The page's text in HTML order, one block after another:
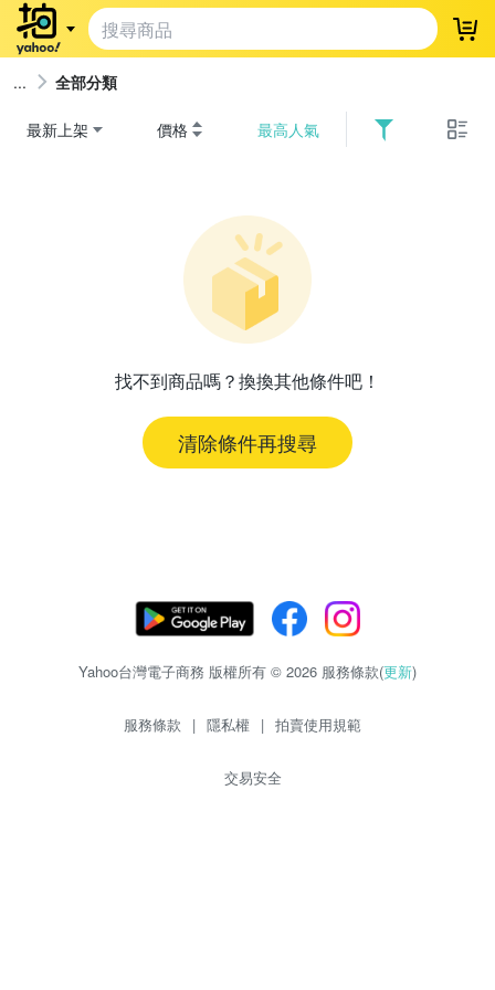
登
全部分類
最新上架 價格 最高人氣
找不到商品嗎？換換其他條件吧！
清除條件再搜尋
Yahoo台灣電子商務 版權所有 © 2026 服務條款(更新)
服務條款 | 隱私權 | 拍賣使用規範
交易安全